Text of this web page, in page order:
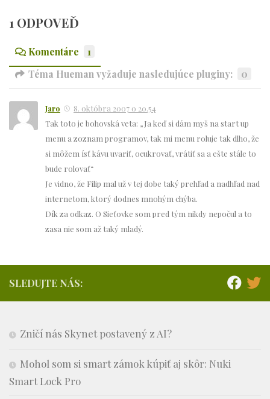
1 ODPOVEĎ
Komentáre
1
Téma Hueman vyžaduje nasledujúce pluginy:
0
Jaro
8. októbra 2007 o 20.54
Tak toto je bohovská veta: „Ja keď si dám myš na start up
menu a zoznam programov, tak mi menu roluje tak dlho, že
si môžem ísť kávu uvariť, ocukrovať, vrátiť sa a ešte stále to
bude rolovať“
Je vidno, že Filip mal už v tej dobe taký prehľad a nadhľad nad
internetom, ktorý dodnes mnohým chýba.
Dík za odkaz. O Sieťovke som pred tým nikdy nepočul a to
zasa nie som až taký mladý.
SLEDUJTE NÁS:
Zničí nás Skynet postavený z AI?
Mohol som si smart zámok kúpiť aj skôr: Nuki
Smart Lock Pro